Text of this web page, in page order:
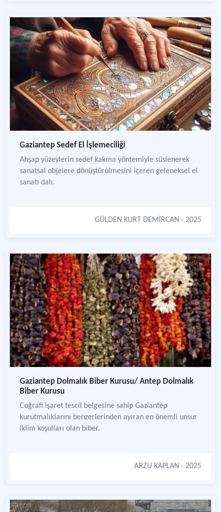
Gaziantep Sedef El İşlemeciliği
Ahşap yüzeylerin sedef kakma yöntemiyle süslenerek
sanatsal objelere dönüştürülmesini içeren geleneksel el
sanatı dalı.
GÜLDEN KURT DEMİRCAN - 2025
Gaziantep Dolmalık Biber Kurusu/ Antep Dolmalık
Biber Kurusu
Coğrafi işaret tescil belgesine sahip Gaziantep
kurutmalıklarını benzerlerinden ayıran en önemli unsur
iklim koşulları olan biber.
ARZU KAPLAN - 2025